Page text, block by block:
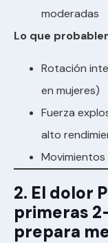
moderadas
Lo que
Rotación
en mujeres)
Fuerza
alto
Movimientos
2. El dolor
primeras
prepara